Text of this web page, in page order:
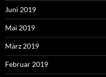
Juni 2019
Mai 2019
März 2019
Februar 2019